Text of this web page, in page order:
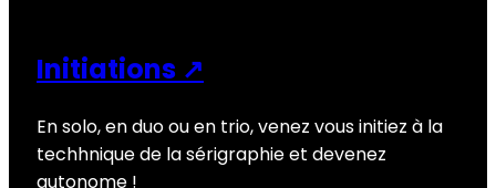
Initiations ↗
En solo, en duo ou en trio, venez vous initiez à la
techhnique de la sérigraphie et devenez
autonome !